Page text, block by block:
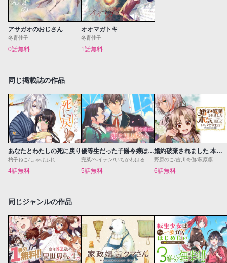
アサガオのおじさん
冬青佳子
0話無料
オオマガトキ
冬青佳子
1話無料
同じ掲載誌の作品
あなたとわたしの死に戻り
杓子ねこ/しゃけふれ
4話無料
優等生だった子爵令嬢は、恋を知りたい。 THE COMIC
完菜/ヘイテン/いちかわはる
5話無料
婚約破棄されました 本気出していいですよね THE COMIC
野原のこ/吉川奇伽/萩原凛
6話無料
同じジャンルの作品